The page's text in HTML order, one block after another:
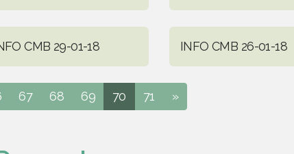
CMB 29-01-18 INFO CMB 26-01-18
67 68 69 70 71 »